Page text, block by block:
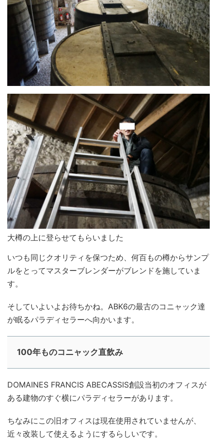
大樽の上に登らせてもらいました
いつも同じクオリティを保つため、何百もの樽からサンプ
ルをとってマスターブレンダーがブレンドを施していま
す。
そしていよいよお待ちかね。ABK6の最古のコニャック達
が眠るパラディセラーへ向かいます。
100年ものコニャック直飲み
DOMAINES FRANCIS ABECASSIS創設当初のオフィスが
ある建物のすぐ横にパラディセラーがあります。
ちなみにこの旧オフィスは現在使用されていませんが、
近々改装して使えるようにするらしいです。